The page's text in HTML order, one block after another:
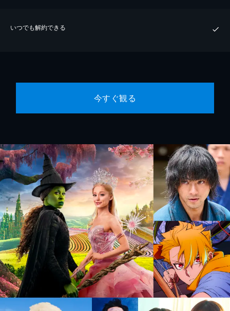
いつでも解約できる
今すぐ観る